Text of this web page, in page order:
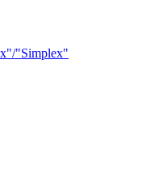
"Simplex"